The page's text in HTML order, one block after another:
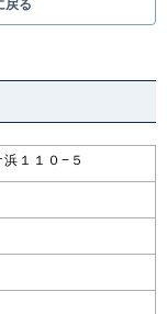
戻る
１１０−５